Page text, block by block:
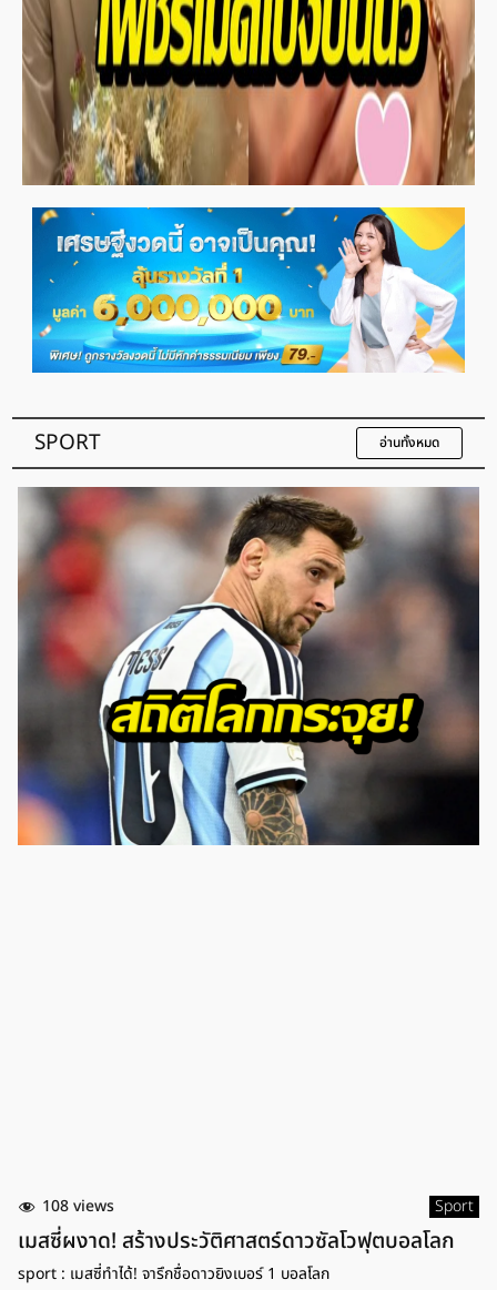
พระพาย รมิดา สละโสด! วิวาห์หรูลูกชายเนวิน
SPORT อ่านทั้งหมด
108 views Sport
เมสซี่ผงาด! สร้างประวัติศาสตร์ดาวซัลโวฟุตบอลโลก
sport : เมสซี่ทำได้! จารึกชื่อดาวยิงเบอร์ 1 บอลโลก